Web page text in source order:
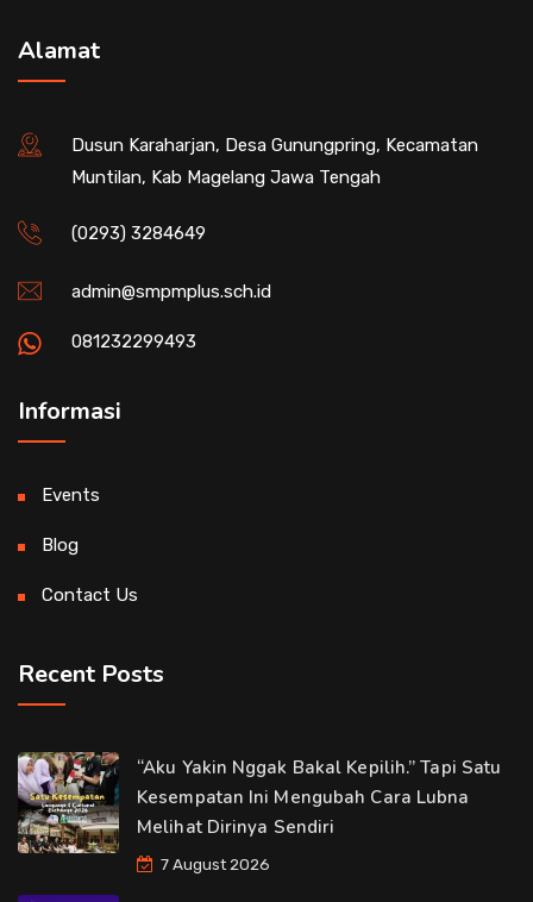
Alamat
Dusun Karaharjan, Desa Gunungpring, Kecamatan
Muntilan, Kab Magelang Jawa Tengah
(0293) 3284649
admin@smpmplus.sch.id
081232299493
Informasi
Events
Blog
Contact Us
Recent Posts
“Aku Yakin Nggak Bakal Kepilih.” Tapi Satu
Kesempatan Ini Mengubah Cara Lubna
Melihat Dirinya Sendiri
7 August 2026